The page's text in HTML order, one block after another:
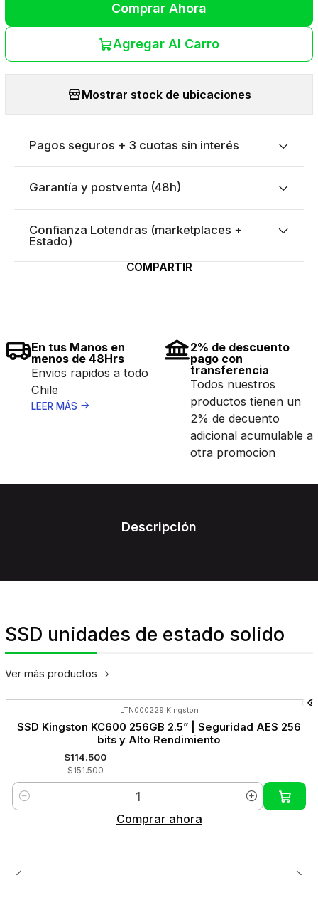
Agregar Al Carro
Comprar Ahora
Mostrar stock de ubicaciones
Pagos seguros + 3 cuotas sin interés
Garantía y postventa (48h)
Confianza Lotendras (marketplaces +
Estado)
COMPARTIR
En tus Manos en
menos de 48Hrs
Envios rapidos a todo
Chile
LEER MÁS
2% de descuento
pago con
transferencia
Todos nuestros
productos tienen un
2% de decuento
adicional acumulable a
otra promocion
Descripción
SSD unidades de estado solido
Ver más productos
-24%
OFF
LTN000229 Kingston
SSD Kingston KC600 256GB 2.5” | Seguridad AES 256
bits y Alto Rendimiento
$114.500
$151.500
Cantidad
Comprar ahora